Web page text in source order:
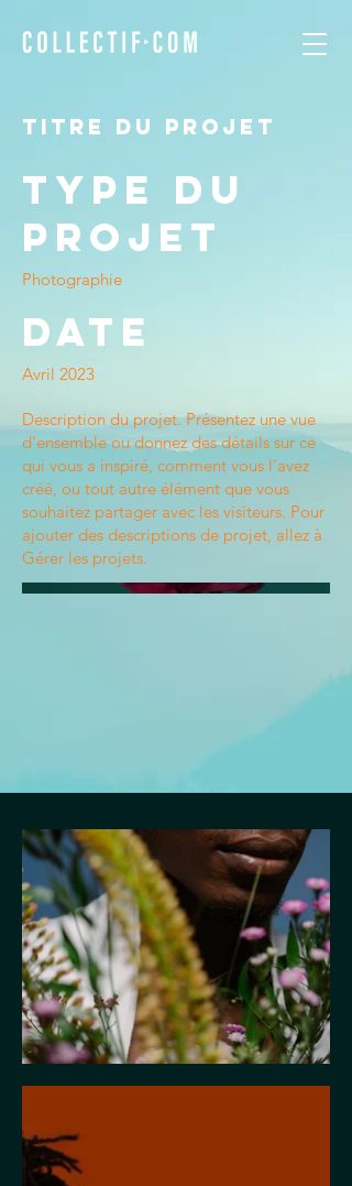
Titre du projet
Type du
projet
Photographie
Date
Avril 2023
Description du projet. Présentez une vue
d'ensemble ou donnez des détails sur ce
qui vous a inspiré, comment vous l'avez
créé, ou tout autre élément que vous
souhaitez partager avec les visiteurs. Pour
ajouter des descriptions de projet, allez à
Gérer les projets.